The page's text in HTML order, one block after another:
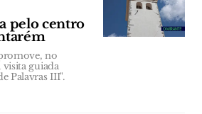
pelo centro
no
visita guiada
Palavras III".